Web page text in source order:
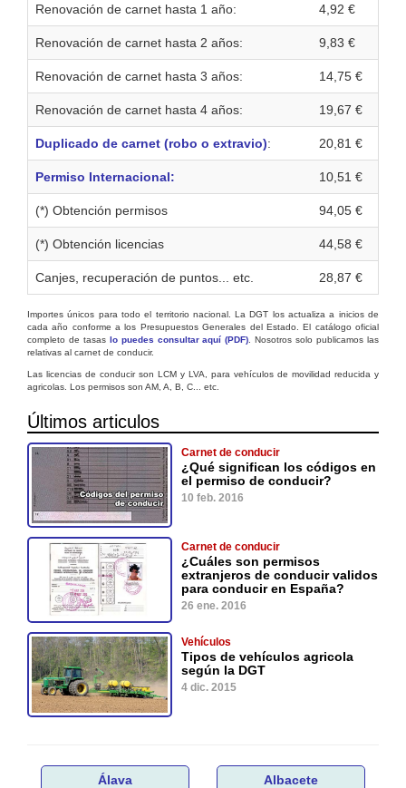
Renovación de carnet hasta 1 año: 4,92 €
Renovación de carnet hasta 2 años: 9,83 €
Renovación de carnet hasta 3 años: 14,75 €
Renovación de carnet hasta 4 años: 19,67 €
Duplicado de carnet (robo o extravio): 20,81 €
Permiso Internacional: 10,51 €
(*) Obtención permisos 94,05 €
(*) Obtención licencias 44,58 €
Canjes, recuperación de puntos... etc. 28,87 €
Importes únicos para todo el territorio nacional. La DGT los actualiza a inicios de
cada año conforme a los Presupuestos Generales del Estado. El catálogo oficial
completo de tasas lo puedes consultar aquí (PDF) . Nosotros solo publicamos las
relativas al carnet de conducir.
Las licencias de conducir son LCM y LVA, para vehículos de movilidad reducida y
agricolas. Los permisos son AM, A, B, C... etc.
Últimos articulos
Carnet de conducir
¿Qué significan los códigos en
el permiso de conducir?
10 feb. 2016
Carnet de conducir
¿Cuáles son permisos
extranjeros de conducir validos
para conducir en España?
26 ene. 2016
Vehículos
Tipos de vehículos agricola
según la DGT
4 dic. 2015
Álava Albacete